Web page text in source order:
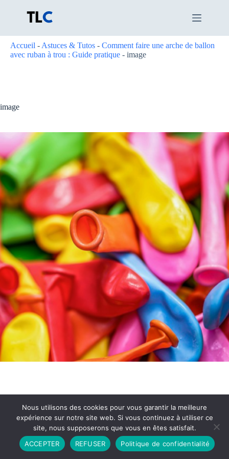
Accueil - Astuces & Tutos - Comment faire une arche de ballon
avec ruban à trou : Guide pratique - image
image
Partenariat Contact
Politique de Confidentialité
CGU
Copyright © 2026 - Propulsé par DIEUDUDIABLE
Nous utilisons des cookies pour vous garantir la meilleure
expérience sur notre site web. Si vous continuez à utiliser ce
site, nous supposerons que vous en êtes satisfait.
ACCEPTER
REFUSER Politique de confidentialité